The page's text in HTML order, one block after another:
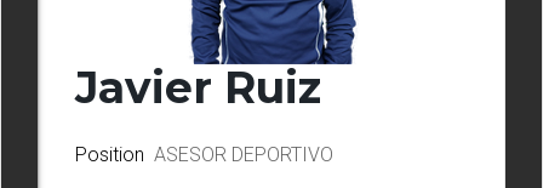
Javier Ruiz
Position ASESOR DEPORTIVO